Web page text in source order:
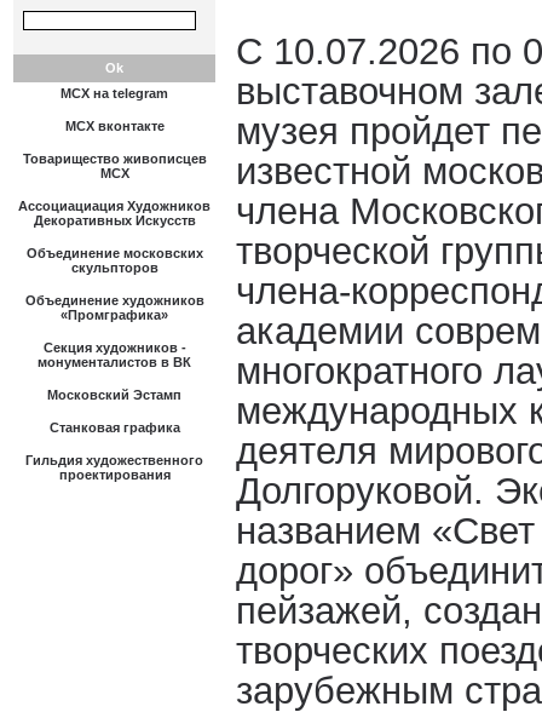
МСХ на telegram
МСХ вконтакте
Товарищество живописцев
МСХ
Ассоциациация Художников
Декоративных Искусств
Объединение московских
скульпторов
Объединение художников
«Промграфика»
Секция художников -
монументалистов в ВК
Московский Эстамп
Станковая графика
Гильдия художественного
проектирования
С 10.07.2026 по
выставочном
музея пройдет
известной
члена
творческой
члена-
академии
многократного
международных
деятеля
Долгоруковой.
названием
дорог»
пейзажей,
творческих
зарубежным